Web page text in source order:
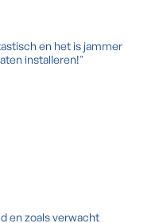
en het is jammer
installeren!"
en zoals verwacht